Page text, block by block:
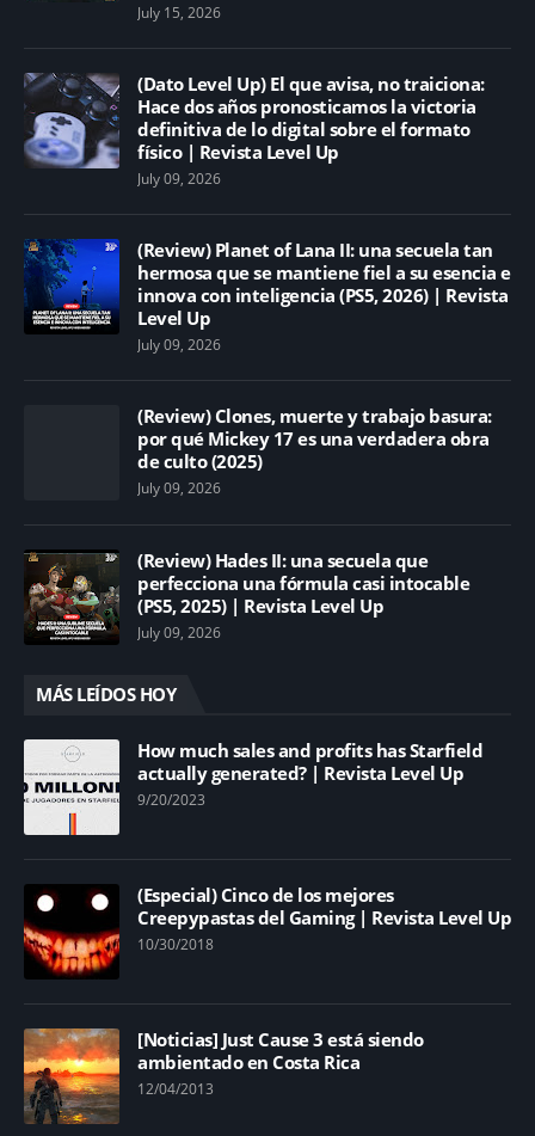
July 15, 2026
(Dato Level Up) El que avisa, no traiciona:
Hace dos años pronosticamos la victoria
definitiva de lo digital sobre el formato
físico | Revista Level Up
July 09, 2026
(Review) Planet of Lana II: una secuela tan
hermosa que se mantiene fiel a su esencia e
innova con inteligencia (PS5, 2026) | Revista
Level Up
July 09, 2026
(Review) Clones, muerte y trabajo basura:
por qué Mickey 17 es una verdadera obra
de culto (2025)
July 09, 2026
(Review) Hades II: una secuela que
perfecciona una fórmula casi intocable
(PS5, 2025) | Revista Level Up
July 09, 2026
MÁS LEÍDOS HOY
How much sales and profits has Starfield
actually generated? | Revista Level Up
9/20/2023
(Especial) Cinco de los mejores
Creepypastas del Gaming | Revista Level Up
10/30/2018
[Noticias] Just Cause 3 está siendo
ambientado en Costa Rica
12/04/2013